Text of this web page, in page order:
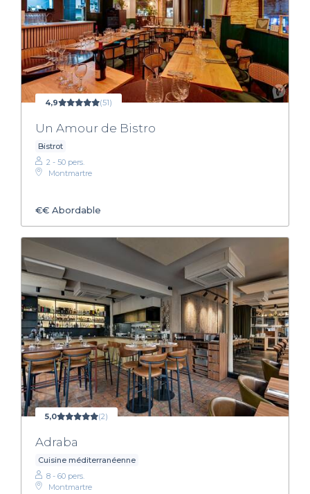
4,9 (51)
Un Amour de Bistro
Bistrot
2 - 50 pers.
Montmartre
€€ Abordable
5,0 (2)
Adraba
Cuisine méditerranéenne
8 - 60 pers.
Montmartre